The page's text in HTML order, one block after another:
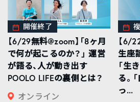
開催終了
【6/29無料@zoom】「8ヶ月
で何が起こるのか？」 運営
が語る、人が動き出す
POOLO LIFEの裏側とは？
オンライン
【6/
生座
「生
る。
っ...